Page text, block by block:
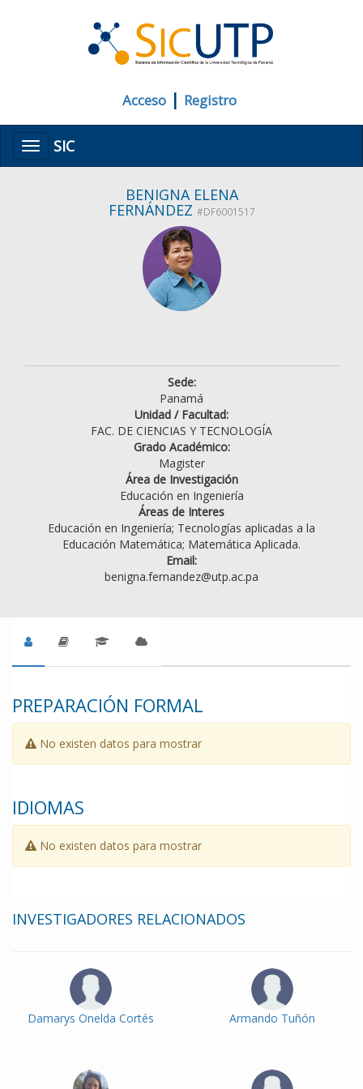
Acceso | Registro
MenúSIC
BENIGNA ELENA
FERNÁNDEZ #DF6001517
Sede:
Panamá
Unidad / Facultad:
FAC. DE CIENCIAS Y TECNOLOGÍA
Grado Académico:
Magister
Área de Investigación
Educación en Ingeniería
Áreas de Interes
Educación en Ingeniería; Tecnologías aplicadas a la
Educación Matemática; Matemática Aplicada.
Email:
benigna.fernandez@utp.ac.pa
PREPARACIÓN FORMAL
No existen datos para mostrar
IDIOMAS
No existen datos para mostrar
INVESTIGADORES RELACIONADOS
Damarys Onelda Cortés Armando Tuñón